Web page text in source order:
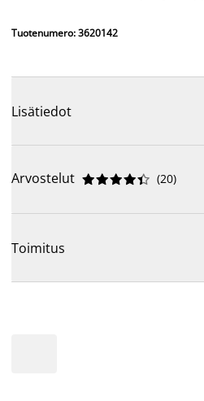
Tuotenumero: 3620142
Lisätiedot
Arvostelut 




 (20)
Toimitus